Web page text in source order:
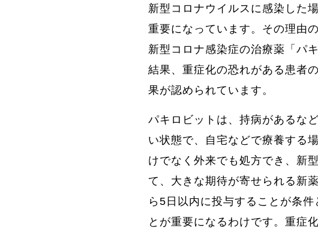
新型コロナウイルスに感染した
重要になっています。その理由
新型コロナ感染症の治療薬「パ
結果、重症化の恐れがある患者
果が認められています。
パキロビットは、持病があるな
い状態で、自宅などで療養する
けでなく外来でも処方でき、新
て、大きな期待が寄せられる新
ら5日以内に投与することが条
とが重要になるわけです。重症